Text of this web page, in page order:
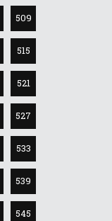
509
515
521
527
533
539
545